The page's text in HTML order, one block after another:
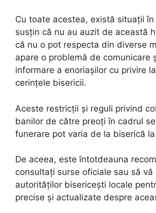
Cu toate acestea, există situații în
susțin că nu au auzit de această
că nu o pot respecta din diverse
apare o problemă de comunicare
informare a enoriașilor cu privire
cerințele bisericii.
Aceste restricții și reguli privind
banilor de către preoți în cadrul
funerare pot varia de la biserică
De aceea, este întotdeauna
consultați surse oficiale sau să vă
autorităților bisericești locale
precise și actualizate despre